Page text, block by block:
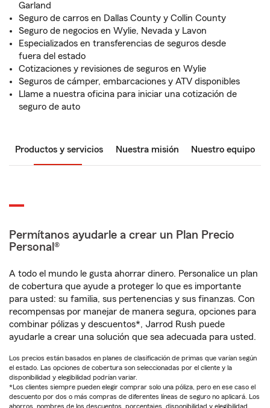
Garland
Seguro de carros en Dallas County y Collin County
Seguro de negocios en Wylie, Nevada y Lavon
Especializados en transferencias de seguros desde
fuera del estado
Cotizaciones y revisiones de seguros en Wylie
Seguros de cámper, embarcaciones y ATV disponibles
Llame a nuestra oficina para iniciar una cotización de
seguro de auto
Productos y servicios Nuestra misión Nuestro equipo
Permítanos ayudarle a crear un Plan Precio
Personal®
A todo el mundo le gusta ahorrar dinero. Personalice un plan
de cobertura que ayude a proteger lo que es importante
para usted: su familia, sus pertenencias y sus finanzas. Con
recompensas por manejar de manera segura, opciones para
combinar pólizas y descuentos*, Jarrod Rush puede
ayudarle a crear una solución que sea adecuada para usted.
Los precios están basados en planes de clasificación de primas que varían según
el estado. Las opciones de cobertura son seleccionadas por el cliente y la
disponibilidad y elegibilidad podrían variar.
*Los clientes siempre pueden elegir comprar solo una póliza, pero en ese caso el
descuento por dos o más compras de diferentes líneas de seguro no aplicará. Los
ahorros, nombres de los descuentos, porcentajes, disponibilidad y elegibilidad